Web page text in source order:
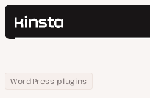
Kinsta®
Prijzen
Zoeken
Home
Hulpbronnen
Blog
WordPress plugins
WordPress voor non-